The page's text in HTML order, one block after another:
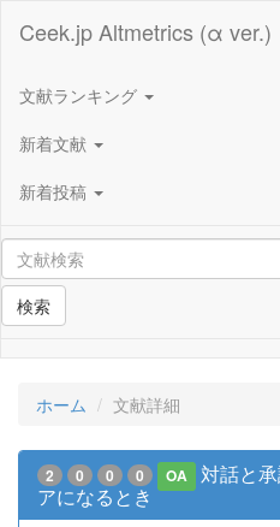
Ceek.jp Altmetrics (α ver.)
文献ランキング
新着文献
新着投稿
検索
ホーム 文献詳細
2 0 0 0 OA
対話と
アになるとき